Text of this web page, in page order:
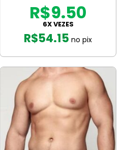
R$54.15 no pix
R$9.50
6X VEZES